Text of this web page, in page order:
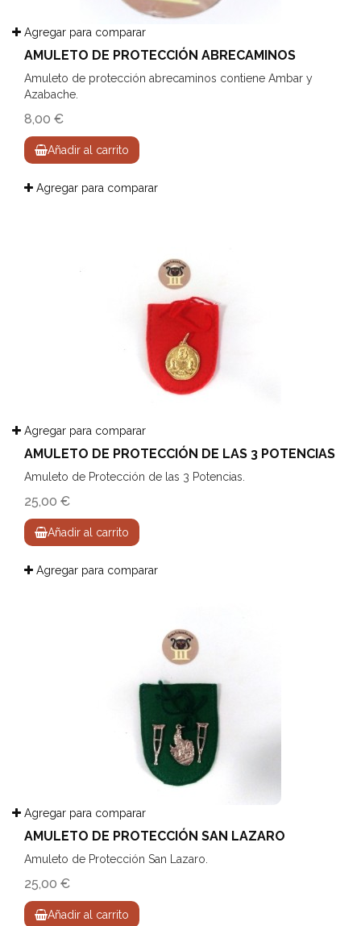
Agregar para comparar
AMULETO DE PROTECCIÓN ABRECAMINOS
Amuleto de protección abrecaminos contiene Ambar y
Azabache.
8,00 €
Añadir al carrito
Agregar para comparar
Agregar para comparar
AMULETO DE PROTECCIÓN DE LAS 3 POTENCIAS
Amuleto de Protección de las 3 Potencias.
25,00 €
Añadir al carrito
Agregar para comparar
Agregar para comparar
AMULETO DE PROTECCIÓN SAN LAZARO
Amuleto de Protección San Lazaro.
25,00 €
Añadir al carrito